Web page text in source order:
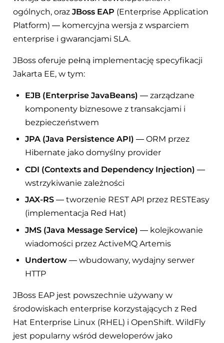
ogólnych, orazJBoss EAP (Enterprise Application
Platform) — komercyjna wersja z wsparciem
enterprise i gwarancjami SLA.
JBoss oferuje pełną implementację specyfikacji
Jakarta EE, w tym:
EJB (Enterprise JavaBeans) — zarządzane
komponenty biznesowe z transakcjami i
bezpieczeństwem
JPA (Java Persistence API) — ORM przez
Hibernate jako domyślny provider
CDI (Contexts and Dependency Injection) —
wstrzykiwanie zależności
JAX-RS — tworzenie REST API przez RESTEasy
(implementacja Red Hat)
JMS (Java Message Service) — kolejkowanie
wiadomości przez ActiveMQ Artemis
Undertow — wbudowany, wydajny serwer
HTTP
JBoss EAP jest powszechnie używany w
środowiskach enterprise korzystających z Red
Hat Enterprise Linux (RHEL) i OpenShift. WildFly
jest popularny wśród deweloperów jako